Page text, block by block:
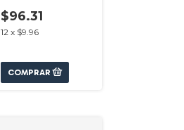
$96.31
12 x $9.96